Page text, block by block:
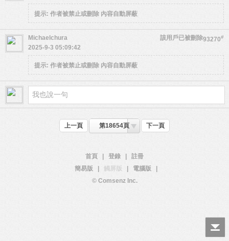
提示: 作者被禁止或刪除 內容自動屏蔽
93270#
Michaelchura
該用戶已被刪除
2025-9-3 05:09:42
提示: 作者被禁止或刪除 內容自動屏蔽
上一頁 第18654頁 下一頁
首頁 登錄
註冊
簡易版
觸屏版 電腦版
© Comsenz Inc.